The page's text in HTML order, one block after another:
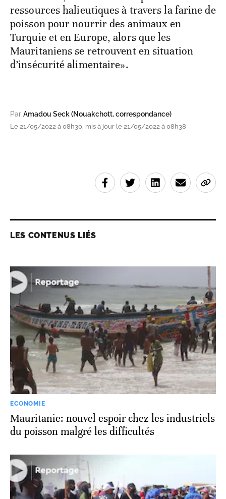
ressources halieutiques à travers la farine de
poisson pour nourrir des animaux en
Turquie et en Europe, alors que les
Mauritaniens se retrouvent en situation
d’insécurité alimentaire».
Par Amadou Seck (Nouakchott, correspondance)
Le 21/05/2022 à 08h30, mis à jour le 21/05/2022 à 08h38
LES CONTENUS LIÉS
ECONOMIE
Mauritanie: nouvel espoir chez les industriels
du poisson malgré les difficultés